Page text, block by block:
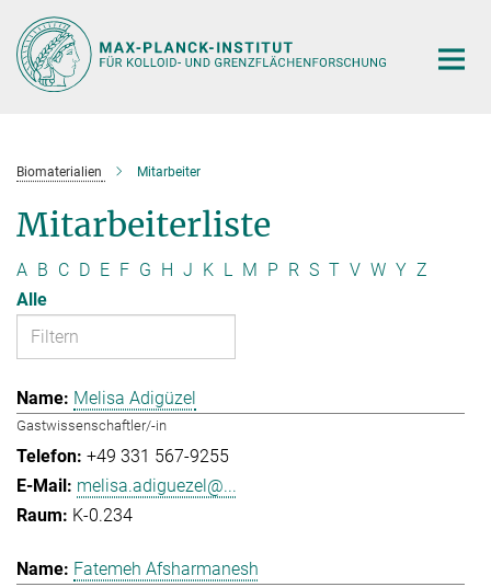
Hauptinhalt
Biomaterialien Mitarbeiter
Mitarbeiterliste
A B C D E F G H J K L M P R S T V W Y Z
Alle
Melisa Adigüzel
Gastwissenschaftler/-in
+49 331 567-9255
melisa.adiguezel@...
K-0.234
Fatemeh Afsharmanesh